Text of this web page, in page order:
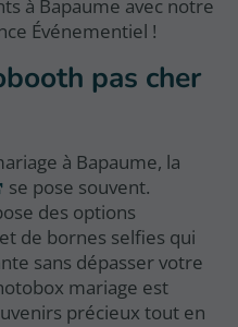
à Bapaume avec notre
Événementiel !
pas cher
à Bapaume, la
se pose souvent.
des options
de bornes selfies qui
sans dépasser votre
mariage est
précieux tout en